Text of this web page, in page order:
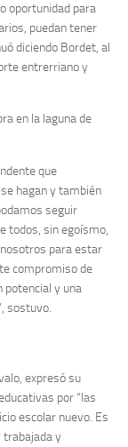
oportunidad para
puedan tener
diciendo Bordet, al
entrerriano y
en la laguna de
que
hagan y también
seguir
todos, sin egoísmo,
para estar
compromiso de
potencial y una
sostuvo.
expresó su
por “las
escolar nuevo. Es
trabajada y